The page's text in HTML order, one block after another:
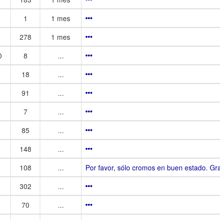
1
1 mes
278
1 mes
8
...
18
...
91
...
7
...
85
...
148
...
108
...
Por favor, sólo cromos en buen estado.
302
...
70
...